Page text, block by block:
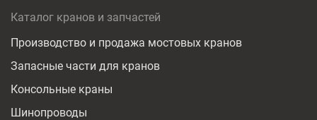
Каталог кранов и запчастей
Производство и продажа мостовых кранов
Запасные части для кранов
Консольные краны
Шинопроводы